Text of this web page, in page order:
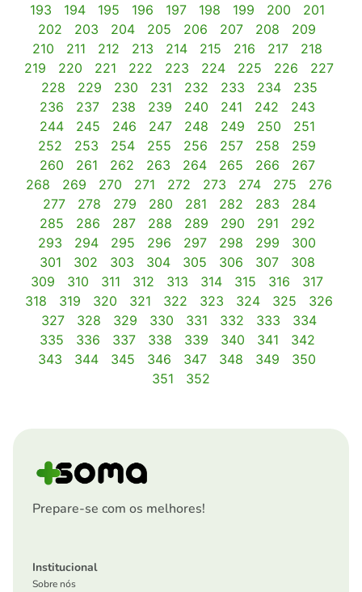
193
194 195 196 197 198 199 200
201
202
203 204 205 206 207 208
209
210
211 212 213 214 215 216 217
218
219
220 221 222 223 224 225 226
227
228
229 230 231 232 233 234
235
236
237 238 239 240 241 242
243
244
245 246 247 248 249 250
251
252
253 254 255 256 257 258
259
260
261 262 263 264 265 266
267
268
269 270 271 272 273 274 275
276
277
278 279 280 281 282 283
284
285
286 287 288 289 290 291
292
293
294 295 296 297 298 299
300
301
302 303 304 305 306 307
308
309
310 311 312 313 314 315 316
317
318
319 320 321 322 323 324 325
326
327
328 329 330 331 332 333
334
335
336 337 338 339 340 341
342
343
344 345 346 347 348 349
350
351
352
Prepare-se com os melhores!
Institucional
Sobre nós